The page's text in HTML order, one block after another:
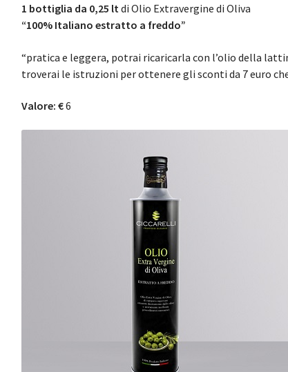
1 bottiglia da 0,25 lt di Olio Extravergine di Oliva
“100% Italiano estratto a freddo”
“pratica e leggera, potrai ricaricarla con l’olio della
troverai le istruzioni per ottenere gli sconti da 7 euro
Valore: €6